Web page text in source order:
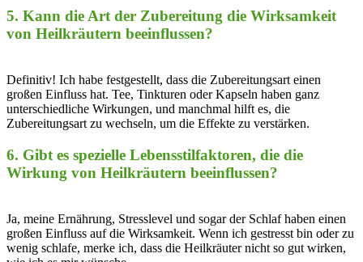
5. Kann die ​Art der Zubereitung⁢ die⁣ Wirksamkeit
von ⁢Heilkräutern ​beeinflussen?
Definitiv! Ich habe festgestellt, dass die Zubereitungsart einen
großen Einfluss hat. Tee, Tinkturen ⁢oder‍ Kapseln ‌haben ‍ganz
unterschiedliche Wirkungen, ​und manchmal hilft es, die
Zubereitungsart zu wechseln, ⁤um die Effekte​ zu⁣ verstärken.
6.⁣ Gibt es spezielle Lebensstilfaktoren, die die
Wirkung von Heilkräutern beeinflussen?
Ja, meine Ernährung, Stresslevel und sogar ⁢der Schlaf​ haben einen
großen Einfluss⁢ auf die​ Wirksamkeit. Wenn ich gestresst‌ bin oder⁣ zu
‌wenig schlafe, merke ich, dass‍ die Heilkräuter nicht⁣ so gut wirken,